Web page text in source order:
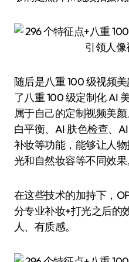
随后是八重 100 级视频
了八重 100 级定制化 AI
属于自己的定制视频美
白平衡、AI 肤色检查、
补妆等功能，能够让人
光和自然妆容等不同效果
在这些技术的加持下，
分专业补妆+打光之后的
人、有质感。